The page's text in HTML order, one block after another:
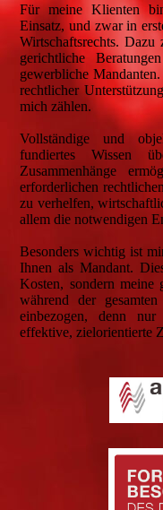
Für meine Klienten
Einsatz, und zwar in
Wirtschaftsrechts. Dazu
gerichtliche
gewerbliche
rechtlicher
mich zählen.
Vollständige und
fundiertes Wissen
Zusammenhänge
erforderlichen
zu verhelfen,
allem die notwendigen
Besonders wichtig ist
Ihnen als Mandant.
Kosten, sondern meine
während der
einbezogen, denn
effektive, zielorientierte